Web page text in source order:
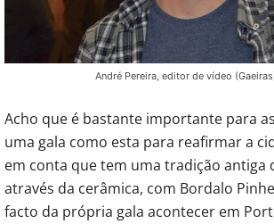
André Pereira, editor de vídeo
Acho que é bastante importante para
uma gala como esta para reafirmar a
em conta que tem uma tradição antiga
através da cerâmica, com Bordalo
facto da própria gala acontecer em